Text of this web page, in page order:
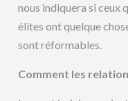
nous indiquera si ceux
élites ont quelque
sont réformables.
Comment les